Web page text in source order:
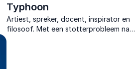
Typhoon
Artiest, spreker, docent, inspirator en
filosoof. Met een stotterprobleem naar
de muziekindustrie.